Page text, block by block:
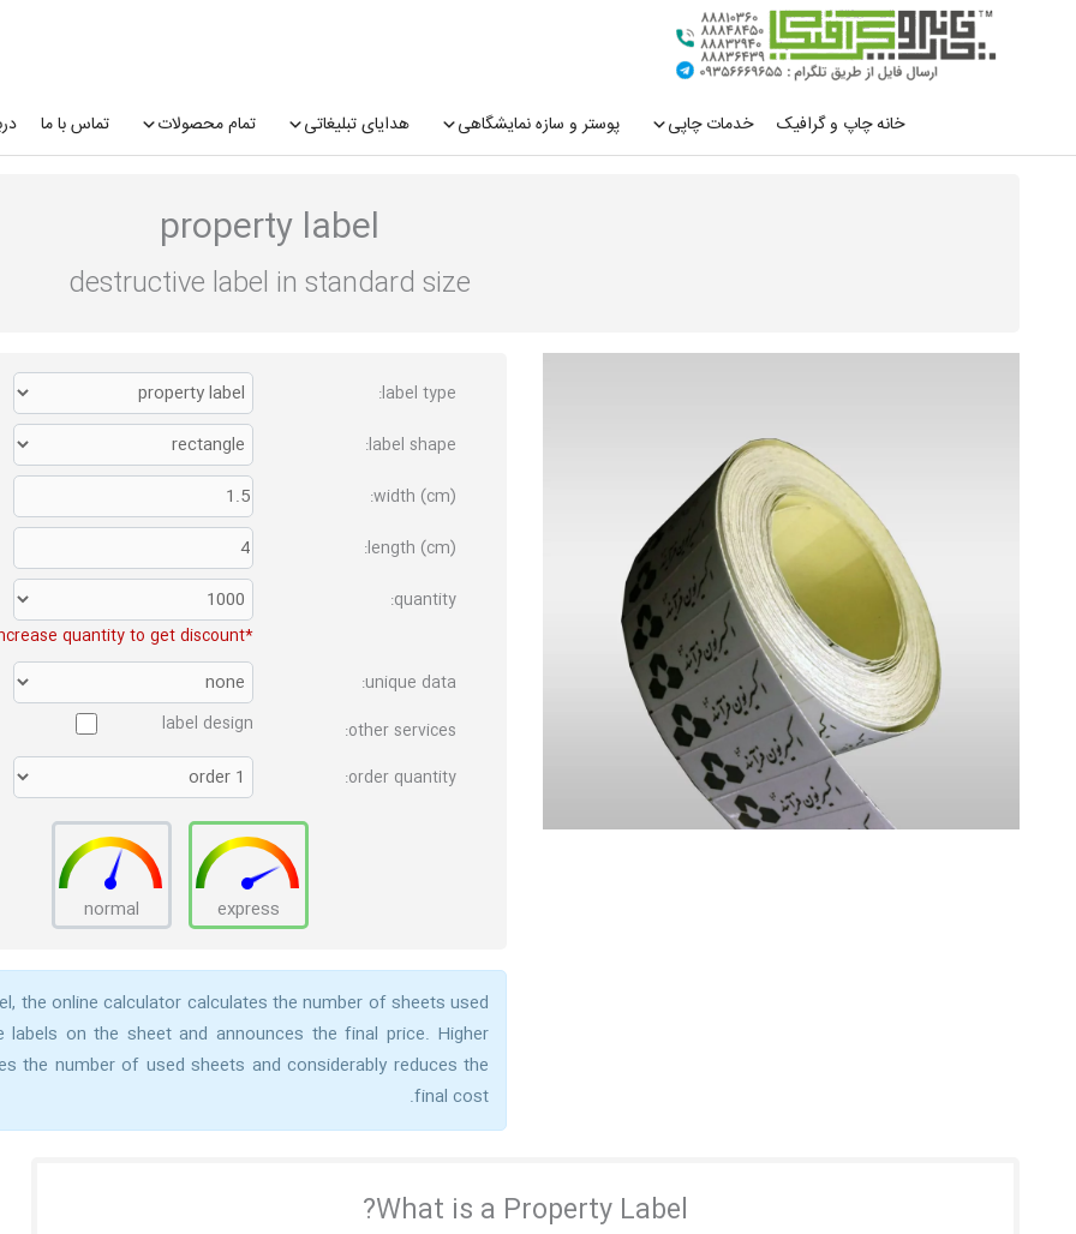
خانه چاپ و گرافیک
خدمات چاپی پوستر و سازه نمایشگاهی هدایای تبلیغاتی تمام محصولات تماس با ما
property label
destructive label in standard size
label type:
label shape:
width (cm):
length (cm):
quantity:
*increase quantity to get discount
unique data:
other services:
label design
order quantity:
express
normal
the online calculator calculates the number of sheets used
on the sheet and announces the final price. Higher
the number of used sheets and considerably reduces the
final cost.
What is a Property Label?